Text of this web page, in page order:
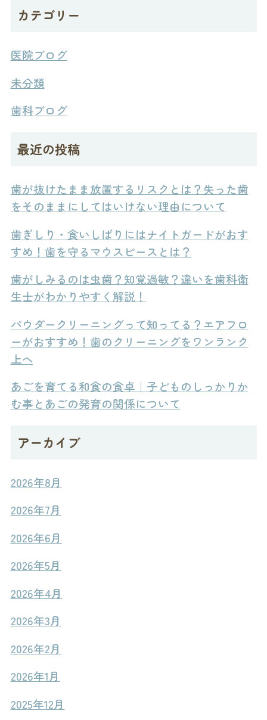
カテゴリー
医院ブログ
未分類
歯科ブログ
最近の投稿
歯が抜けたまま放置するリスクとは？失った歯
をそのままにしてはいけない理由について
歯ぎしり・食いしばりにはナイトガードがおす
すめ！歯を守るマウスピースとは？
歯がしみるのは虫歯？知覚過敏？違いを歯科衛
生士がわかりやすく解説！
パウダークリーニングって知ってる？エアフロ
ーがおすすめ！歯のクリーニングをワンランク
上へ
あごを育てる和食の食卓｜子どものしっかりか
む事とあごの発育の関係について
アーカイブ
2026年8月
2026年7月
2026年6月
2026年5月
2026年4月
2026年3月
2026年2月
2026年1月
2025年12月